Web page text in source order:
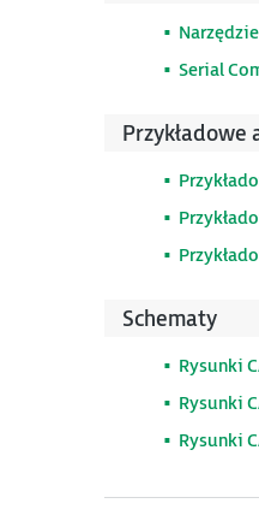
Serial
Przykładowe
Schematy
Rysunki
Rysunki
Rysunki